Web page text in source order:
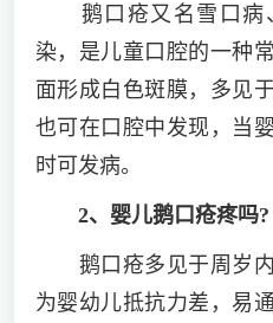
鹅口疮又名雪口病
染，是儿童口腔的一种
面形成白色斑膜，多见
也可在口腔中发现，当
时可发病。
2、婴儿鹅口疮疼吗?
鹅口疮多见于周岁内
为婴幼儿抵抗力差，易